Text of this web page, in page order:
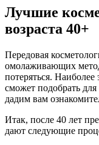
Лучшие
возраста 40+
Передовая
омолаживающих
потеряться.
сможет подобрать
дадим вам
Итак, после 40 лет
дают следующие